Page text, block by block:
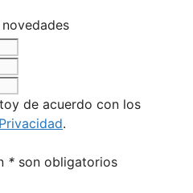
de acuerdo con los
.
* son obligatorios